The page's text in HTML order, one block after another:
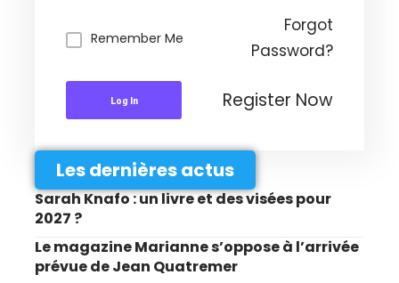
Remember Me
Forgot
Password?
Log In Register Now
Les dernières actus
Sarah Knafo : un livre et des visées pour
2027 ?
Le magazine Marianne s’oppose à l’arrivée
prévue de Jean Quatremer